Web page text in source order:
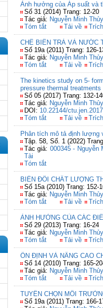
Ảnh hưởng của Áp suất và
Số 31 (2014) Trang: 12-20
Tác giả: Nguyễn Minh Thủy
Tóm tắt
Tải về
CHẾ BIẾN TRÀ VÀ NƯỚC
Số 19a (2011) Trang: 126-
Tác giả: Nguyễn Minh Thủy
Tóm tắt
Tải về
The kinetics study on 5-
pressure thermal treatments
Số 05 (2017) Trang: 132-
Tác giả: Nguyễn Minh Thủy
DOI: 10.22144/
Tóm tắt
Tải về
Phân tích mô tả định lượng
Tập. 58, Số. 1 (2022)
Tác giả: 000345 - Nguyễn
Tài
Tóm tắt
BIẾN ĐỔI CHẤT LƯỢNG
Số 15a (2010) Trang: 152-
Tác giả: Nguyễn Minh Thủy
Tóm tắt
Tải về
ẢNH HƯỞNG CỦA CÁC
Số 29 (2013) Trang: 16-24
Tác giả: Nguyễn Minh Thủy
Tóm tắt
Tải về
ỔN ĐỊNH VÀ NÂNG CAO
Số 14 (2010) Trang: 165-
Tác giả: Nguyễn Minh Thủy
Tóm tắt
Tải về
TUYỂN CHỌN MÔI
Số 19a (2011) Trang: 166-